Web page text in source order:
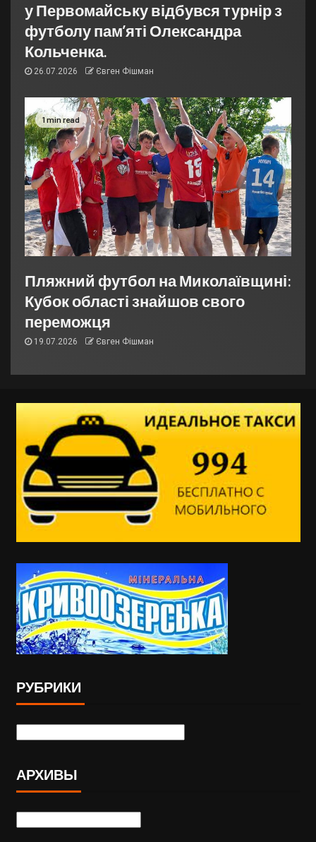
у Первомайську відбувся турнір з
футболу пам’яті Олександра
Кольченка.
26.07.2026 Євген Фішман
1 min read
Пляжний футбол на Миколаївщині:
Кубок області знайшов свого
переможця
19.07.2026 Євген Фішман
РУБРИКИ
АРХИВЫ